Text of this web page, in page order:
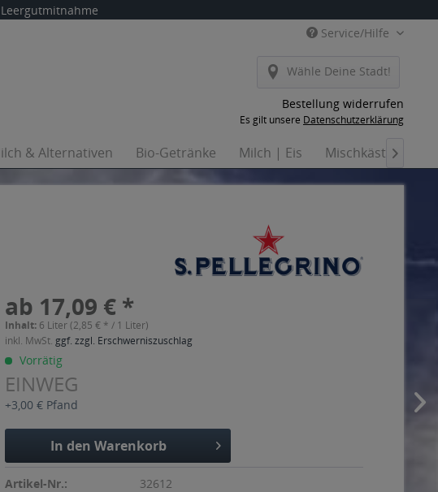
Service/Hilfe
Wähle Deine Stadt!
Bestellung widerrufen
Es gilt unsere Datenschutzerklärung
& Alternativen Bio-Getränke Milch | Eis Mischkästen

ab 17,09 € *
Inhalt: 6 Liter (2,85 € * / 1 Liter)
inkl. MwSt. ggf. zzgl. Erschwerniszuschlag
Vorrätig
EINWEG
+3,00 € Pfand
In den Warenkorb
Artikel-Nr.:
32612